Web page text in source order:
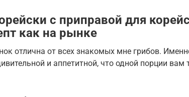
с приправой для
как на рынке
отлична от всех знакомых мне грибов.
и аппетитной, что одной порции вам